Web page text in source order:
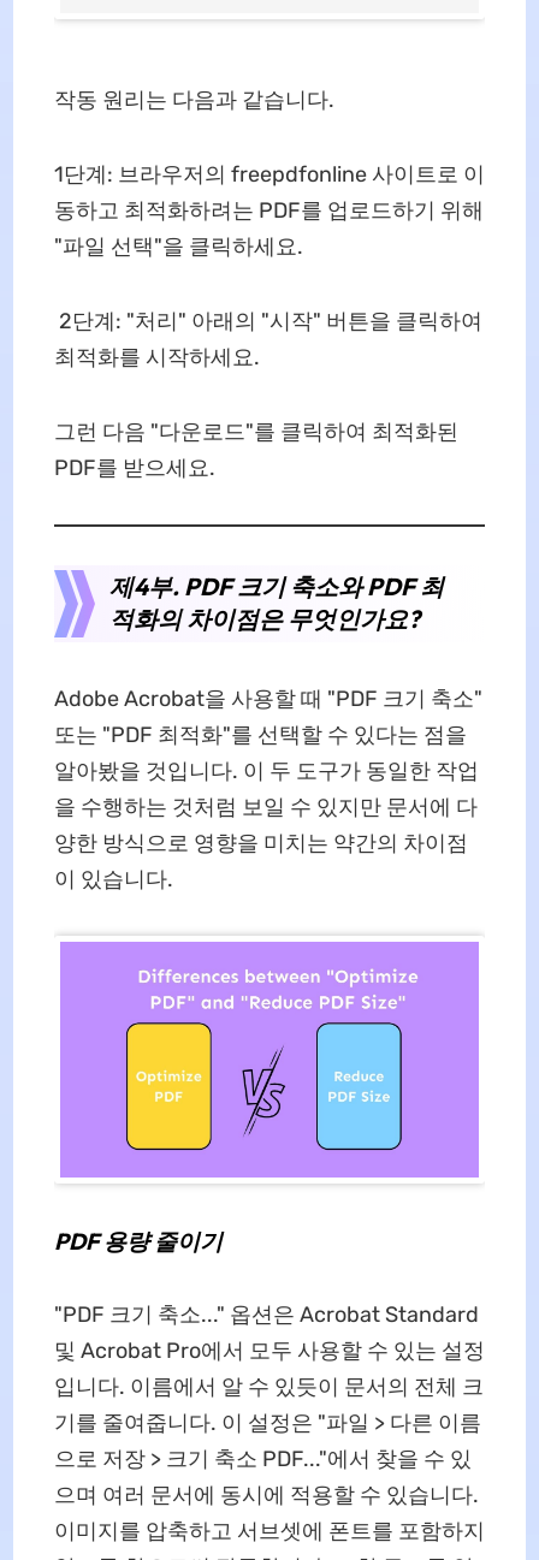
작동 원리는 다음과 같습니다.
1단계: 브라우저의 freepdfonline 사이트로 이
동하고 최적화하려는 PDF를 업로드하기 위해
"파일 선택"을 클릭하세요.
2단계: "처리" 아래의 "시작" 버튼을 클릭하여
최적화를 시작하세요.
그런 다음 "다운로드"를 클릭하여 최적화된
PDF를 받으세요.
제4부. PDF 크기 축소와 PDF 최
적화의 차이점은 무엇인가요?
Adobe Acrobat을 사용할 때 "PDF 크기 축소"
또는 "PDF 최적화"를 선택할 수 있다는 점을
알아봤을 것입니다. 이 두 도구가 동일한 작업
을 수행하는 것처럼 보일 수 있지만 문서에 다
양한 방식으로 영향을 미치는 약간의 차이점
이 있습니다.
PDF 용량줄이기
"PDF 크기 축소..." 옵션은 Acrobat Standard
및 Acrobat Pro에서 모두 사용할 수 있는 설정
입니다. 이름에서 알 수 있듯이 문서의 전체 크
기를 줄여줍니다. 이 설정은 "파일 > 다른 이름
으로 저장 > 크기 축소 PDF..."에서 찾을 수 있
으며 여러 문서에 동시에 적용할 수 있습니다.
이미지를 압축하고 서브셋에 폰트를 포함하지